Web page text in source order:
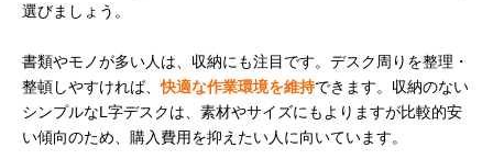
選びましょう。
書類やモノが多い人は、収納にも注目です。デスク周りを整理・
整頓しやすければ、快適な作業環境を維持できます。収納のない
シンプルなL字デスクは、素材やサイズにもよりますが比較的安
い傾向のため、購入費用を抑えたい人に向いています。